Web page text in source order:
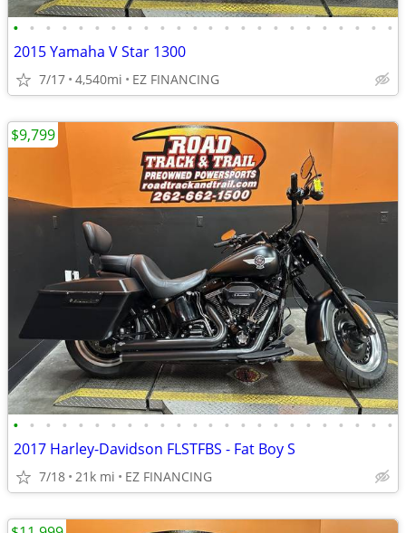
• • • • • • • • • • • • • • • • • • • • • • • •
2015 Yamaha V Star 1300
7/17 4,540mi EZ FINANCING
• • • • • • • • • • • • • • • • • • • • • • • •
2017 Harley-Davidson FLSTFBS - Fat Boy S
7/18 21k mi EZ FINANCING
$9,799